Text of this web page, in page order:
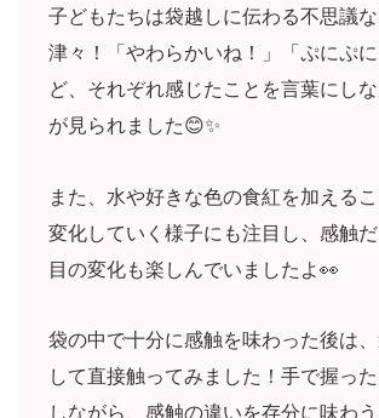
子どもたちは袋越しに伝わる不思議
津々！「やわらかいね！」「ぷにぷ
ど、それぞれ感じたことを言葉にし
が見られました😊✨
また、水や好きな色の食紅を加える
変化していく様子にも注目し、感触
目の変化も楽しんでいましたよ👀
袋の中で十分に感触を味わった後は
して直接触ってみました！手で握っ
しながら、感触の違いを存分に味わ